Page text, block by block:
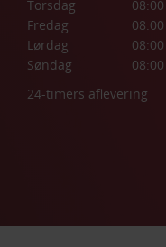
Torsdag
Fredag
Lørdag
Søndag
24-timers aflevering